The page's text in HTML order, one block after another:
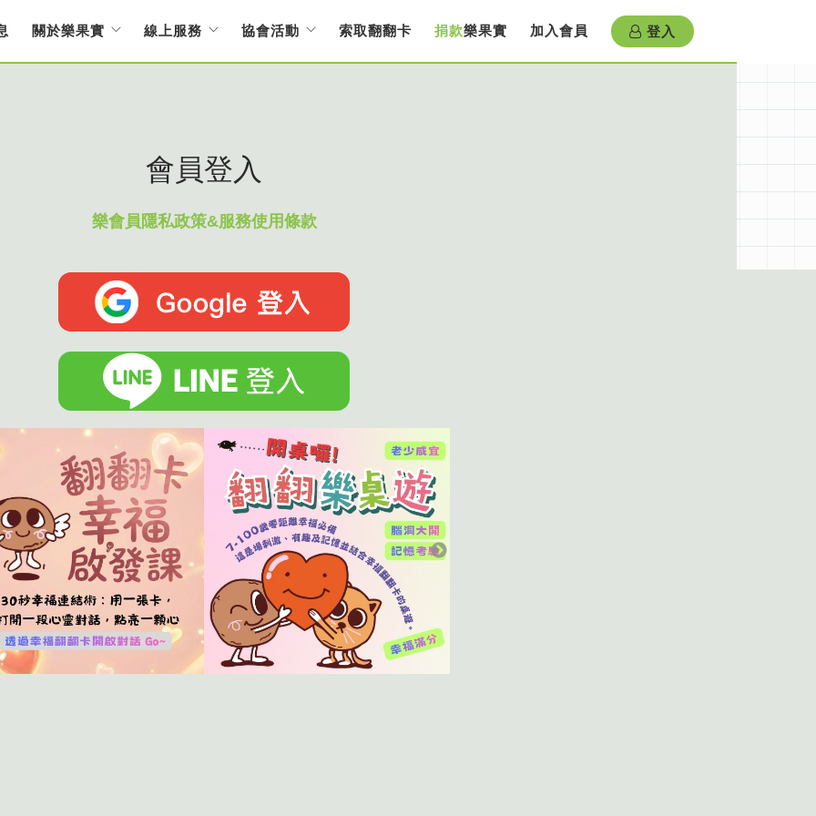
關於樂果實 線上服務 協會活動 索取翻翻卡 捐款樂果實 加入會員 登入
會員登入
樂會員隱私政策&服務使用條款